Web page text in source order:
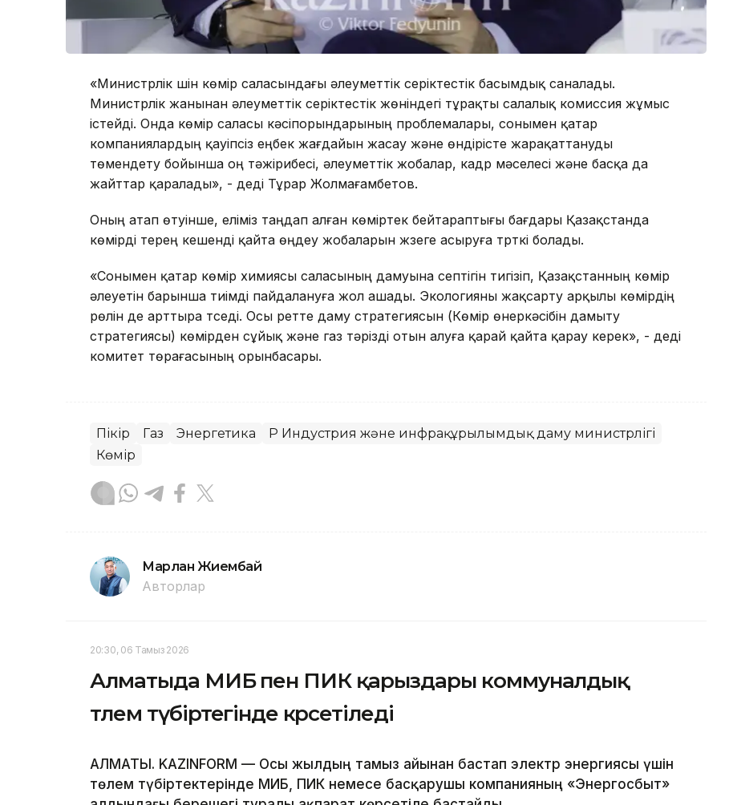
«Министрлік үшін көмір саласындағы әлеуметтік серіктестік басымдық саналады.
Министрлік жанынан әлеуметтік серіктестік жөніндегі тұрақты салалық комиссия жұмыс
істейді. Онда көмір саласы кәсіпорындарының проблемалары, сонымен қатар
компаниялардың қауіпсіз еңбек жағдайын жасау және өндірісте жарақаттануды
төмендету бойынша оң тәжірибесі, әлеуметтік жобалар, кадр мәселесі және басқа да
жайттар қаралады», - деді Тұрар Жолмағамбетов.
Оның атап өтуінше, еліміз таңдап алған көміртек бейтараптығы бағдары Қазақстанда
көмірді терең кешенді қайта өңдеу жобаларын жүзеге асыруға түрткі болады.
«Сонымен қатар көмір химиясы саласының дамуына септігін тигізіп, Қазақстанның көмір
әлеуетін барынша тиімді пайдалануға жол ашады. Экологияны жақсарту арқылы көмірдің
рөлін де арттыра түседі. Осы ретте даму стратегиясын (Көмір өнеркәсібін дамыту
стратегиясы) көмірден сұйық және газ тәрізді отын алуға қарай қайта қарау керек», - деді
комитет төрағасының орынбасары.
Пікір Газ Энергетика
ҚР Индустрия және инфрақұрылымдық даму министрлігі
Көмір
Марлан Жиембай
Авторлар
20:30, 06 Тамыз 2026
Алматыда МИБ пен ПИК қарыздары коммуналдық
төлем түбіртегінде көрсетіледі
АЛМАТЫ. KAZINFORM — Осы жылдың тамыз айынан бастап электр энергиясы үшін
төлем түбіртектерінде МИБ, ПИК немесе басқарушы компанияның «Энергосбыт»